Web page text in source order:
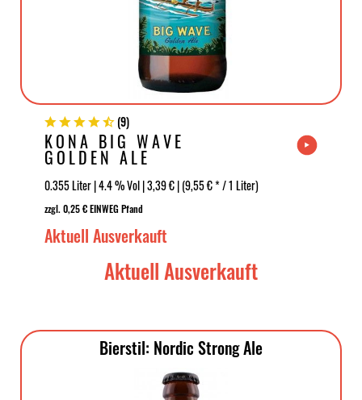
(9)
KONA BIG WAVE
GOLDEN ALE
0.355 Liter | 4.4 % Vol | 3,39 € | (9,55 € * / 1 Liter)
zzgl. 0,25 € EINWEG Pfand
Aktuell Ausverkauft
Aktuell Ausverkauft
Bierstil: Nordic Strong Ale